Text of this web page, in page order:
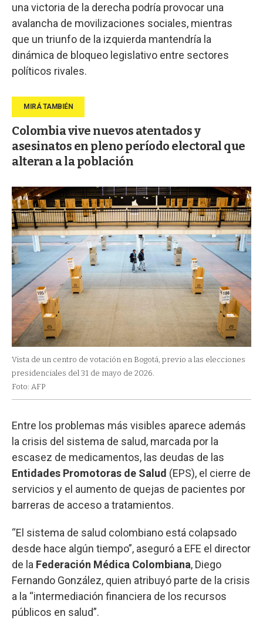
una victoria de la derecha podría provocar una
avalancha de movilizaciones sociales, mientras
que un triunfo de la izquierda mantendría la
dinámica de bloqueo legislativo entre sectores
políticos rivales.
Colombia vive nuevos atentados y
asesinatos en pleno período electoral que
alteran a la población
Vista de un centro de votación en Bogotá, previo a las elecciones
presidenciales del 31 de mayo de 2026.
Foto: AFP
Entre los problemas más visibles aparece además
la crisis del sistema de salud, marcada por la
escasez de medicamentos, las deudas de las
Entidades Promotoras de Salud (EPS), el cierre de
servicios y el aumento de quejas de pacientes por
barreras de acceso a tratamientos.
“El sistema de salud colombiano está colapsado
desde hace algún tiempo”, aseguró a EFE el director
de la Federación Médica Colombiana, Diego
Fernando González, quien atribuyó parte de la crisis
a la “intermediación financiera de los recursos
públicos en salud”.